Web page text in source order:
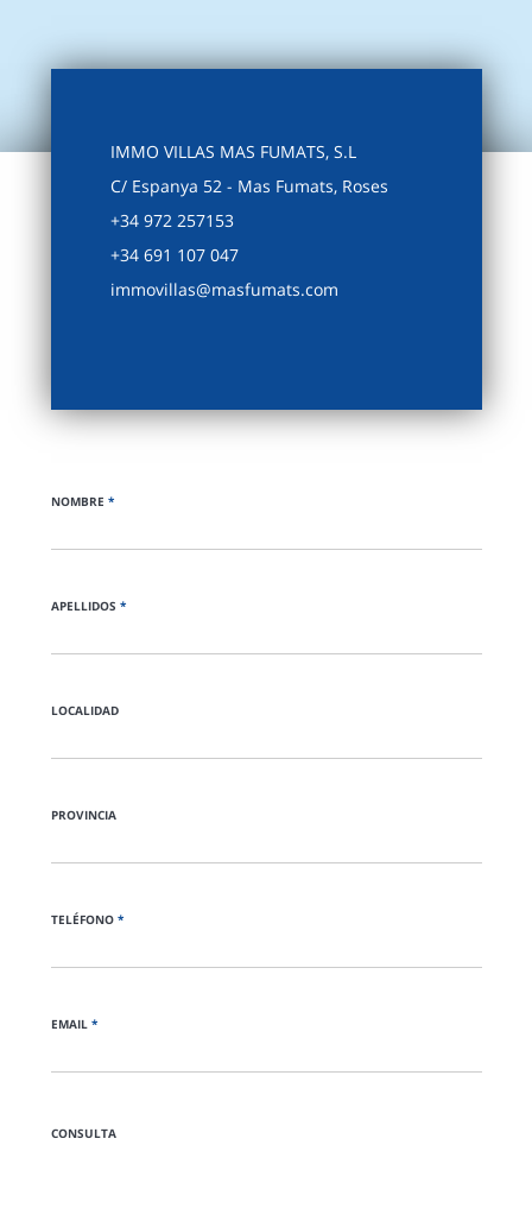
IMMO VILLAS MAS FUMATS, S.L
C/ Espanya 52 - Mas Fumats, Roses
+34 972 257153
+34 691 107 047
immovillas@masfumats.com
NOMBRE *
APELLIDOS *
LOCALIDAD
PROVINCIA
TELÉFONO *
EMAIL *
CONSULTA